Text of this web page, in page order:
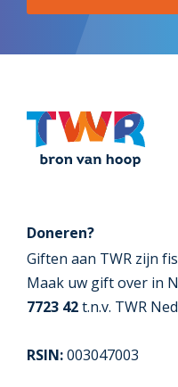
Doneren?
Giften aan TWR zijn
Maak uw gift over in
7723 42t.n.v. TWR
RSIN:003047003